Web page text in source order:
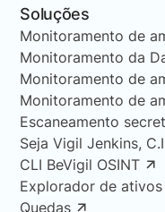
Soluções
Monitoramento de
Monitoramento da
Monitoramento de
Monitoramento de
Escaneamento
Seja Vigil Jenkins,
CLI BeVigil OSINT
Explorador de ativos
Quedas